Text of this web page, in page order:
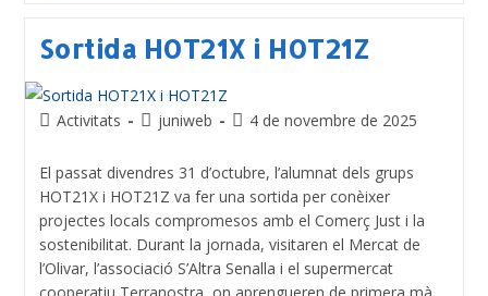
Sortida HOT21X i HOT21Z
Activitats juniweb 4 de novembre de 2025
El passat divendres 31 d’octubre, l’alumnat dels grups
HOT21X i HOT21Z va fer una sortida per conèixer
projectes locals compromesos amb el Comerç Just i la
sostenibilitat. Durant la jornada, visitaren el Mercat de
l’Olivar, l’associació S’Altra Senalla i el supermercat